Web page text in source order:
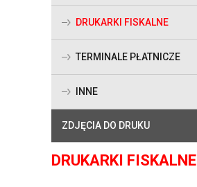
DRUKARKI FISKALNE
TERMINALE PŁATNICZE
INNE
ZDJĘCIA DO DRUKU
DRUKARKI FISKALNE